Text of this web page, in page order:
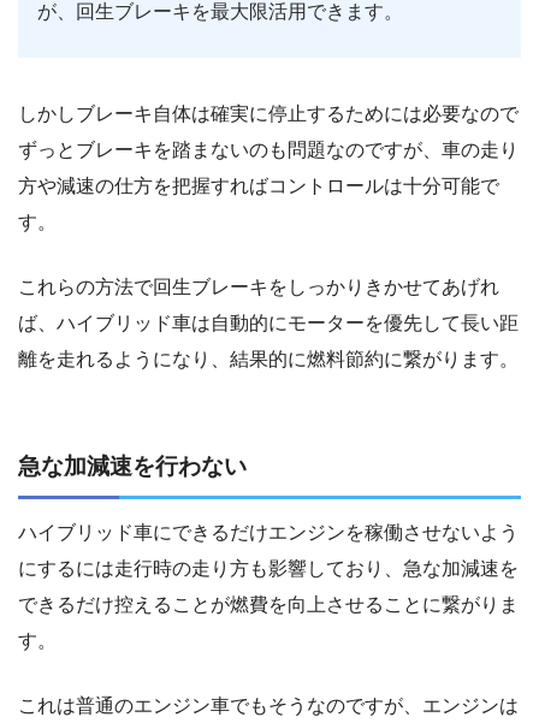
が、回生ブレーキを最大限活用できます。
しかしブレーキ自体は確実に停止するためには必要なので
ずっとブレーキを踏まないのも問題なのですが、車の走り
方や減速の仕方を把握すればコントロールは十分可能で
す。
これらの方法で回生ブレーキをしっかりきかせてあげれ
ば、ハイブリッド車は自動的にモーターを優先して長い距
離を走れるようになり、結果的に燃料節約に繋がります。
急な加減速を行わない
ハイブリッド車にできるだけエンジンを稼働させないよう
にするには走行時の走り方も影響しており、急な加減速を
できるだけ控えることが燃費を向上させることに繋がりま
す。
これは普通のエンジン車でもそうなのですが、エンジンは